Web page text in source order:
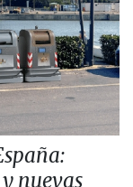
nuevas